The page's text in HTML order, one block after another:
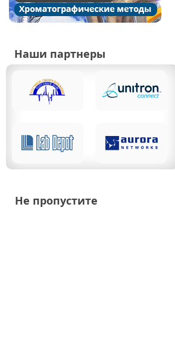
Наши партнеры
Не пропустите